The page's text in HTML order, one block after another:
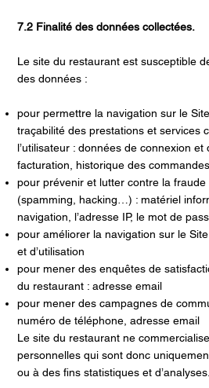
7.2 Finalité des données collectées.
Le site du restaurant est susceptible
des données :
pour permettre la navigation sur le
traçabilité des prestations et services
l’utilisateur : données de connexion et
facturation, historique des
pour prévenir et lutter contre la
(spamming, hacking…) : matériel
navigation, l’adresse IP, le mot de
pour améliorer la navigation sur le
et d’utilisation
pour mener des enquêtes de
du restaurant : adresse email
pour mener des campagnes de
numéro de téléphone, adresse email
Le site du restaurant ne
personnelles qui sont donc
ou à des fins statistiques et d’analyses.